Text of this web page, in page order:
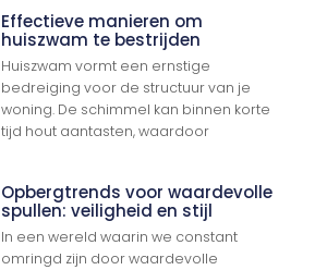
Effectieve manieren om
huiszwam te bestrijden
Huiszwam vormt een ernstige
bedreiging voor de structuur van je
woning. De schimmel kan binnen korte
tijd hout aantasten, waardoor
Opbergtrends voor waardevolle
spullen: veiligheid en stijl
In een wereld waarin we constant
omringd zijn door waardevolle